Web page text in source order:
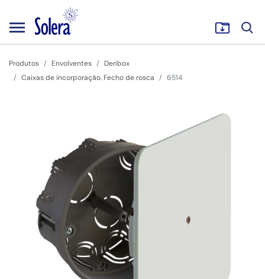
Produtos Envolventes
Deribox
Caixas de incorporação. Fecho de rosca
6514